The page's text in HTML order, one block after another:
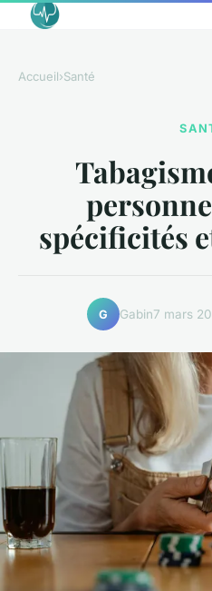
Accueil›Santé
spécificités
G Gabin7 mars